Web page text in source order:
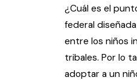
¿Cuál es el
federal
entre los niños
tribales. Por lo
adoptar a un